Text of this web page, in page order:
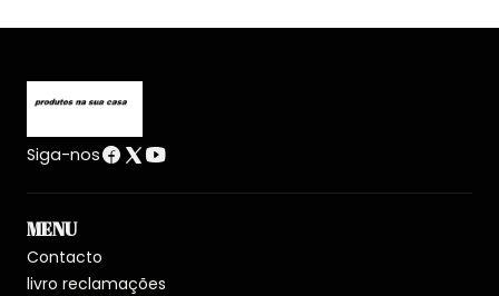
Siga-nos
MENU
Contacto
livro reclamações